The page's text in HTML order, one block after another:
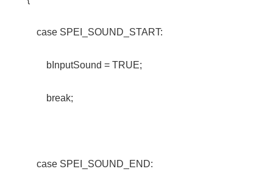
case SPEI_SOUND_START:
bInputSound = TRUE;
break;
case SPEI_SOUND_END: